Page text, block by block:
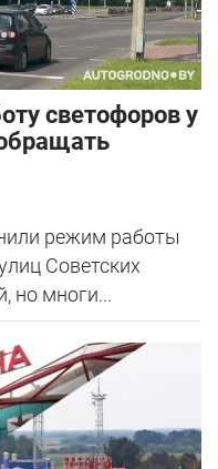
светофоров у
режим работы
Советских
но многи...